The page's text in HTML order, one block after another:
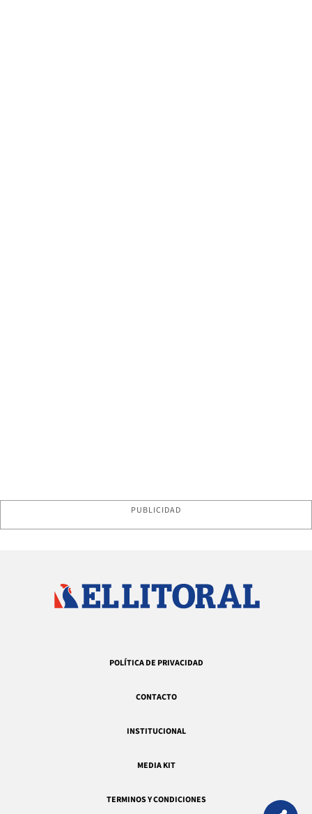
PUBLICIDAD
POLÍTICA DE PRIVACIDAD
CONTACTO
INSTITUCIONAL
MEDIA KIT
TERMINOS Y CONDICIONES